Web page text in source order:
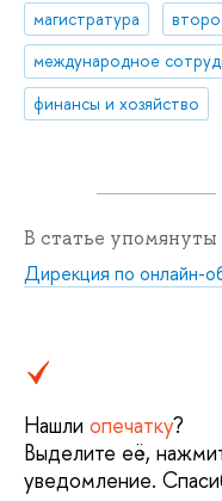
магистратура
международное
финансы и хозяйство
В статье упомянуты
Дирекция по онлайн-
Нашли опечатку?
Выделите её,
уведомление.